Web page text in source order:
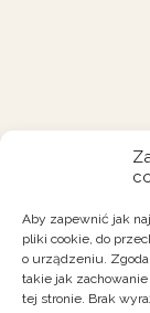
Aby zapewnić jak
pliki cookie, do
o urządzeniu.
takie jak
tej stronie. Brak